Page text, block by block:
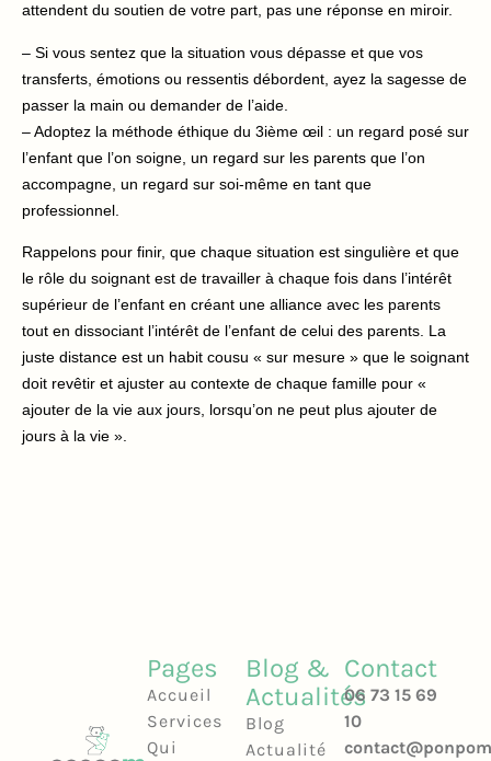
attendent du soutien de votre part, pas une réponse en miroir.
– Si vous sentez que la situation vous dépasse et que vos
transferts, émotions ou ressentis débordent, ayez la sagesse de
passer la main ou demander de l’aide.
– Adoptez la méthode éthique du 3ième œil : un regard posé sur
l’enfant que l’on soigne, un regard sur les parents que l’on
accompagne, un regard sur soi-même en tant que
professionnel.
Rappelons pour finir, que chaque situation est singulière et que
le rôle du soignant est de travailler à chaque fois dans l’intérêt
supérieur de l’enfant en créant une alliance avec les parents
tout en dissociant l’intérêt de l’enfant de celui des parents. La
juste distance est un habit cousu « sur mesure » que le soignant
doit revêtir et ajuster au contexte de chaque famille pour «
ajouter de la vie aux jours, lorsqu’on ne peut plus ajouter de
jours à la vie ».
Pages
Accueil
Services
Qui
Blog &
Actualités
Blog
Actualité
Contact
06 73 15 69
10